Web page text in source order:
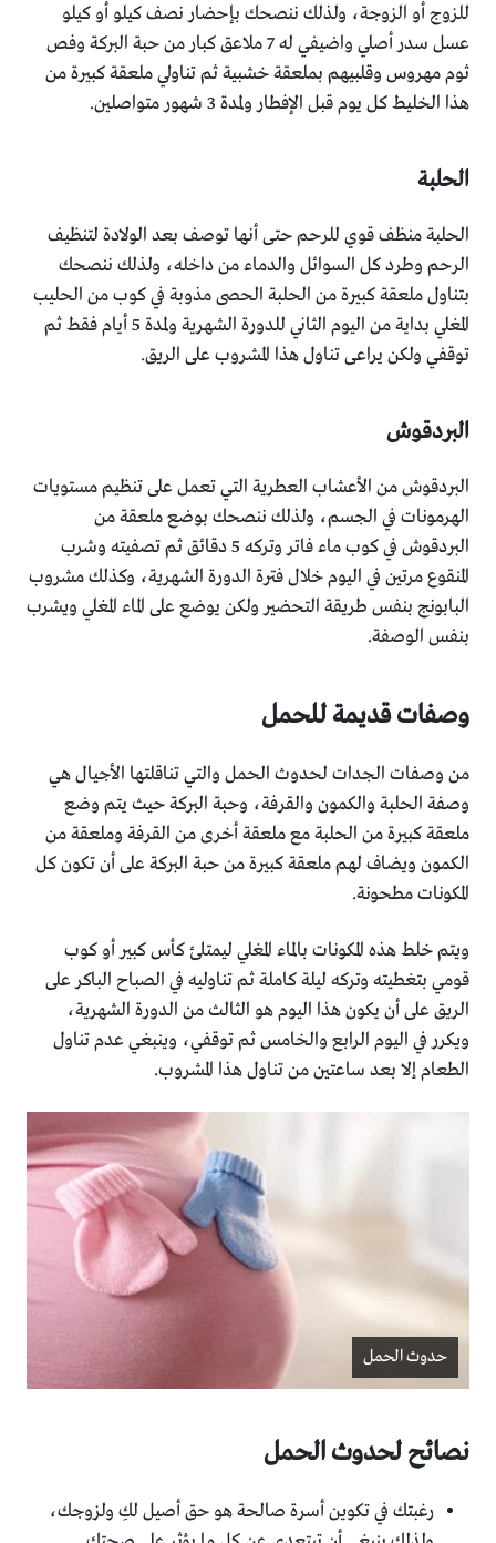
للزوج أو الزوجة، ولذلك ننصحك بإحضار نصف كيلو أو كيلو
عسل سدر أصلي واضيفي له 7 ملاعق كبار من حبة البركة وفص
ثوم مهروس وقلبيهم بملعقة خشبية ثم تناولي ملعقة كبيرة من
هذا الخليط كل يوم قبل الإفطار ولمدة 3 شهور متواصلين.
الحلبة
الحلبة منظف قوي للرحم حتى أنها توصف بعد الولادة لتنظيف
الرحم وطرد كل السوائل والدماء من داخله، ولذلك ننصحك
بتناول ملعقة كبيرة من الحلبة الحصى مذوبة في كوب من الحليب
المغلي بداية من اليوم الثاني للدورة الشهرية ولمدة 5 أيام فقط ثم
توقفي ولكن يراعى تناول هذا المشروب على الريق.
البردقوش
البردقوش من الأعشاب العطرية التي تعمل على تنظيم مستويات
الهرمونات في الجسم، ولذلك ننصحك بوضع ملعقة من
البردقوش في كوب ماء فاتر وتركه 5 دقائق ثم تصفيته وشرب
المنقوع مرتين في اليوم خلال فترة الدورة الشهرية، وكذلك مشروب
البابونج بنفس طريقة التحضير ولكن يوضع على الماء المغلي ويشرب
بنفس الوصفة.
وصفات قديمة للحمل
من وصفات الجدات لحدوث الحمل والتي تناقلتها الأجيال هي
وصفة الحلبة والكمون والقرفة، وحبة البركة حيث يتم وضع
ملعقة كبيرة من الحلبة مع ملعقة أخرى من القرفة وملعقة من
الكمون ويضاف لهم ملعقة كبيرة من حبة البركة على أن تكون كل
المكونات مطحونة.
ويتم خلط هذه المكونات بالماء المغلي ليمتلئ كأس كبير أو كوب
قومي بتغطيته وتركه ليلة كاملة ثم تناوليه في الصباح الباكر على
الريق على أن يكون هذا اليوم هو الثالث من الدورة الشهرية،
ويكرر في اليوم الرابع والخامس ثم توقفي، وينبغي عدم تناول
الطعام إلا بعد ساعتين من تناول هذا المشروب.
حدوث الحمل
نصائح لحدوث الحمل
رغبتك في تكوين أسرة صالحة هو حق أصيل لكِ ولزوجك،